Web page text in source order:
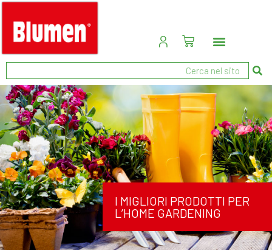
I MIGLIORI PRODOTTI PER
L’HOME GARDENING